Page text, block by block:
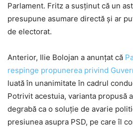
Parlament. Fritz a susținut că un
presupune asumare directă și ar
de electorat.
Anterior, Ilie Bolojan a anunțat că
respinge propunerea privind
luată în unanimitate în cadrul
Potrivit acestuia, varianta propusă
degrabă ca o soluție de avarie
presiunea asupra PSD, pe care îl